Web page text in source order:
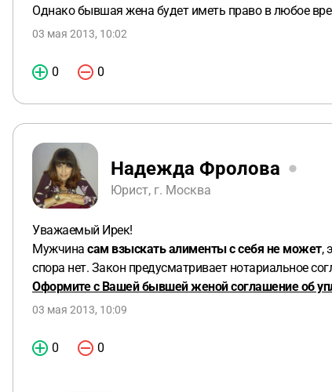
Однако бывшая жена будет иметь право в любое
03 мая 2013, 10:02
0 0
Надежда Фролова
Юрист, г. Москва
Уважаемый Ирек!
Мужчина сам взыскать алименты с себя не может,
спора нет. Закон предусматривает нотариальное
Оформите с Вашей бывшей женой соглашение об
03 мая 2013, 10:09
0 0